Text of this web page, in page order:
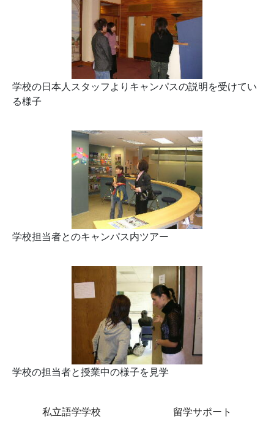
学校の日本人スタッフよりキャンパスの説明を受けてい
る様子
学校担当者とのキャンパス内ツアー
学校の担当者と授業中の様子を見学
私立語学学校 留学サポート